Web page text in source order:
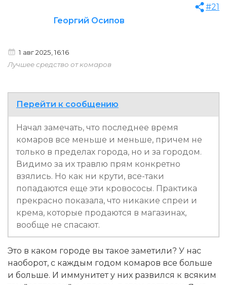
Георгий Осипов
#21
1 авг 2025, 16:16
Лучшее средство от комаров
Перейти к сообщению
Начал замечать, что последнее время
комаров все меньше и меньше, причем не
только в пределах города, но и за городом.
Видимо за их травлю прям конкретно
взялись. Но как ни крути, все-таки
попадаются еще эти кровососы. Практика
прекрасно показала, что никакие спреи и
крема, которые продаются в магазинах,
вообще не спасают.
Это в каком городе вы такое заметили? У нас
наоборот, с каждым годом комаров все больше
и больше. И иммунитет у них развился к всяким